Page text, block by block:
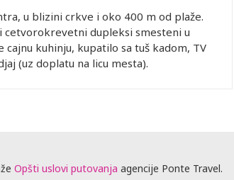
u blizini crkve i oko 400 m od plaže.
dupleksi smesteni u
kuhinju, kupatilo sa tuš kadom, TV
(uz doplatu na licu mesta).
Opšti uslovi putovanja agencije Ponte Travel.